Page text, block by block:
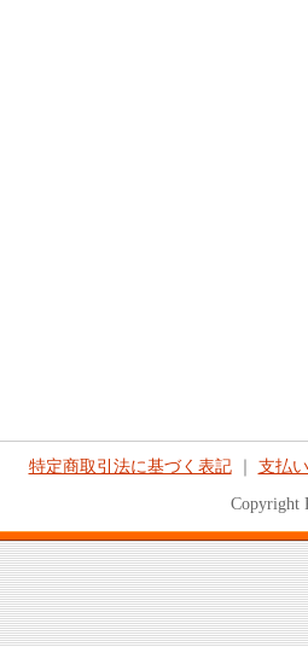
特定商取引法に基づく表記｜ 支払
Copyright